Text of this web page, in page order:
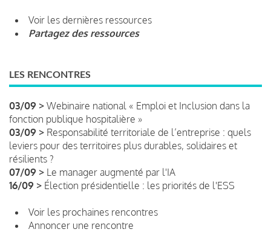
Voir les dernières ressources
Partagez des ressources
LES RENCONTRES
03/09 > Webinaire national « Emploi et Inclusion dans la
fonction publique hospitalière »
03/09 > Responsabilité territoriale de l’entreprise : quels
leviers pour des territoires plus durables, solidaires et
résilients ?
07/09 > Le manager augmenté par l'IA
16/09 > Élection présidentielle : les priorités de l'ESS
Voir les prochaines rencontres
Annoncer une rencontre